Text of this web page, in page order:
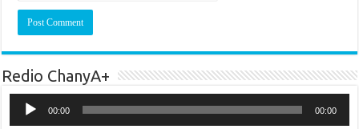
Redio ChanyA+
Player
00:00 00:00